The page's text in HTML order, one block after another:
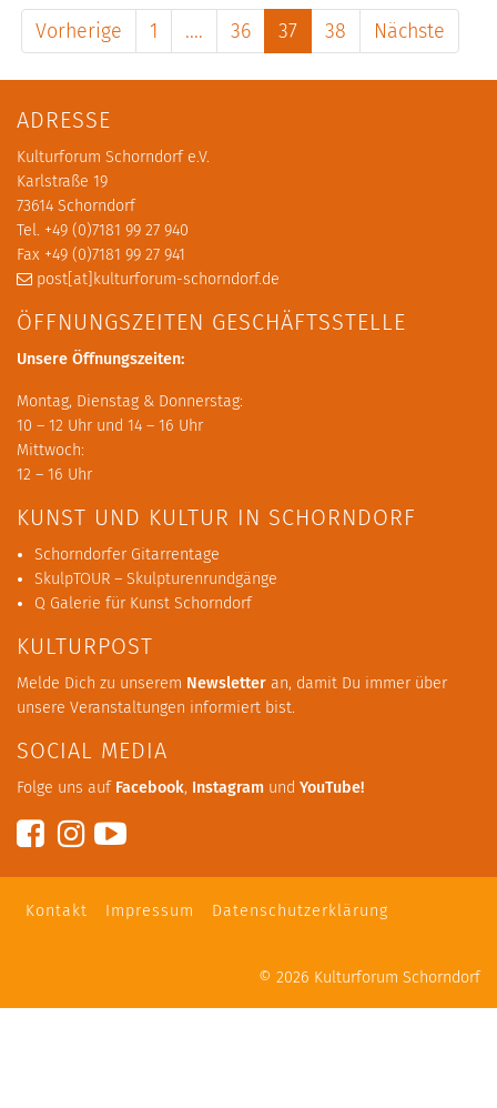
Vorherige 1 .... 36 37 38 Nächste
ADRESSE
Kulturforum Schorndorf e.V.
Karlstraße 19
73614 Schorndorf
Tel. +49 (0)7181 99 27 940
Fax +49 (0)7181 99 27 941
post[at]kulturforum-schorndorf.de
ÖFFNUNGSZEITEN GESCHÄFTSSTELLE
Unsere Öffnungszeiten:
Montag, Dienstag & Donnerstag:
10 – 12 Uhr und 14 – 16 Uhr
Mittwoch:
12 – 16 Uhr
KUNST UND KULTUR IN SCHORNDORF
Schorndorfer Gitarrentage
SkulpTOUR – Skulpturenrundgänge
Q Galerie für Kunst Schorndorf
KULTURPOST
Melde Dich zu unserem Newsletter an, damit Du immer über
unsere Veranstaltungen informiert bist.
SOCIAL MEDIA
Folge uns auf Facebook, Instagram und YouTube!
Kontakt Impressum Datenschutzerklärung
© 2026 Kulturforum Schorndorf